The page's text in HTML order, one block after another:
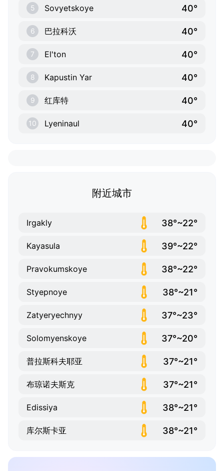
5 Sovyetskoye 40°
6 巴拉科沃 40°
7 El'ton 40°
8 Kapustin Yar 40°
9 红库特 40°
10 Lyeninaul 40°
附近城市
Irgakly 38°~22°
Kayasula 39°~22°
Pravokumskoye 38°~22°
Styepnoye 38°~21°
Zatyeryechnyy 37°~23°
Solomyenskoye 37°~20°
普拉斯科夫耶亚 37°~21°
布琼诺夫斯克 37°~21°
Edissiya 38°~21°
库尔斯卡亚 38°~21°